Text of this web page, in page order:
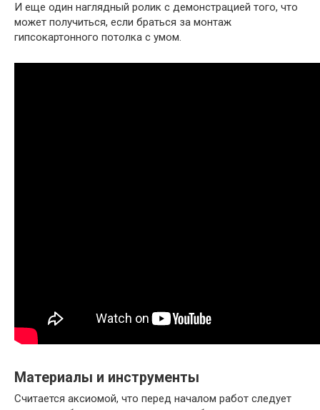
И еще один наглядный ролик с демонстрацией того, что
может получиться, если браться за монтаж
гипсокартонного потолка с умом.
Материалы и инструменты
Считается аксиомой, что перед началом работ следует